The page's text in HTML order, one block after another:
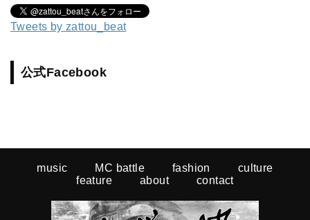
Tweets by zattou_beat
公式Facebook
music MC battle fashion
culture
feature
about contact